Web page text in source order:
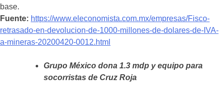
base.
Fuente: https://www.eleconomista.com.mx/empresas/Fisco-
retrasado-en-devolucion-de-1000-millones-de-dolares-de-IVA-
a-mineras-20200420-0012.html
Grupo México dona 1.3 mdp y equipo para
socorristas de Cruz Roja